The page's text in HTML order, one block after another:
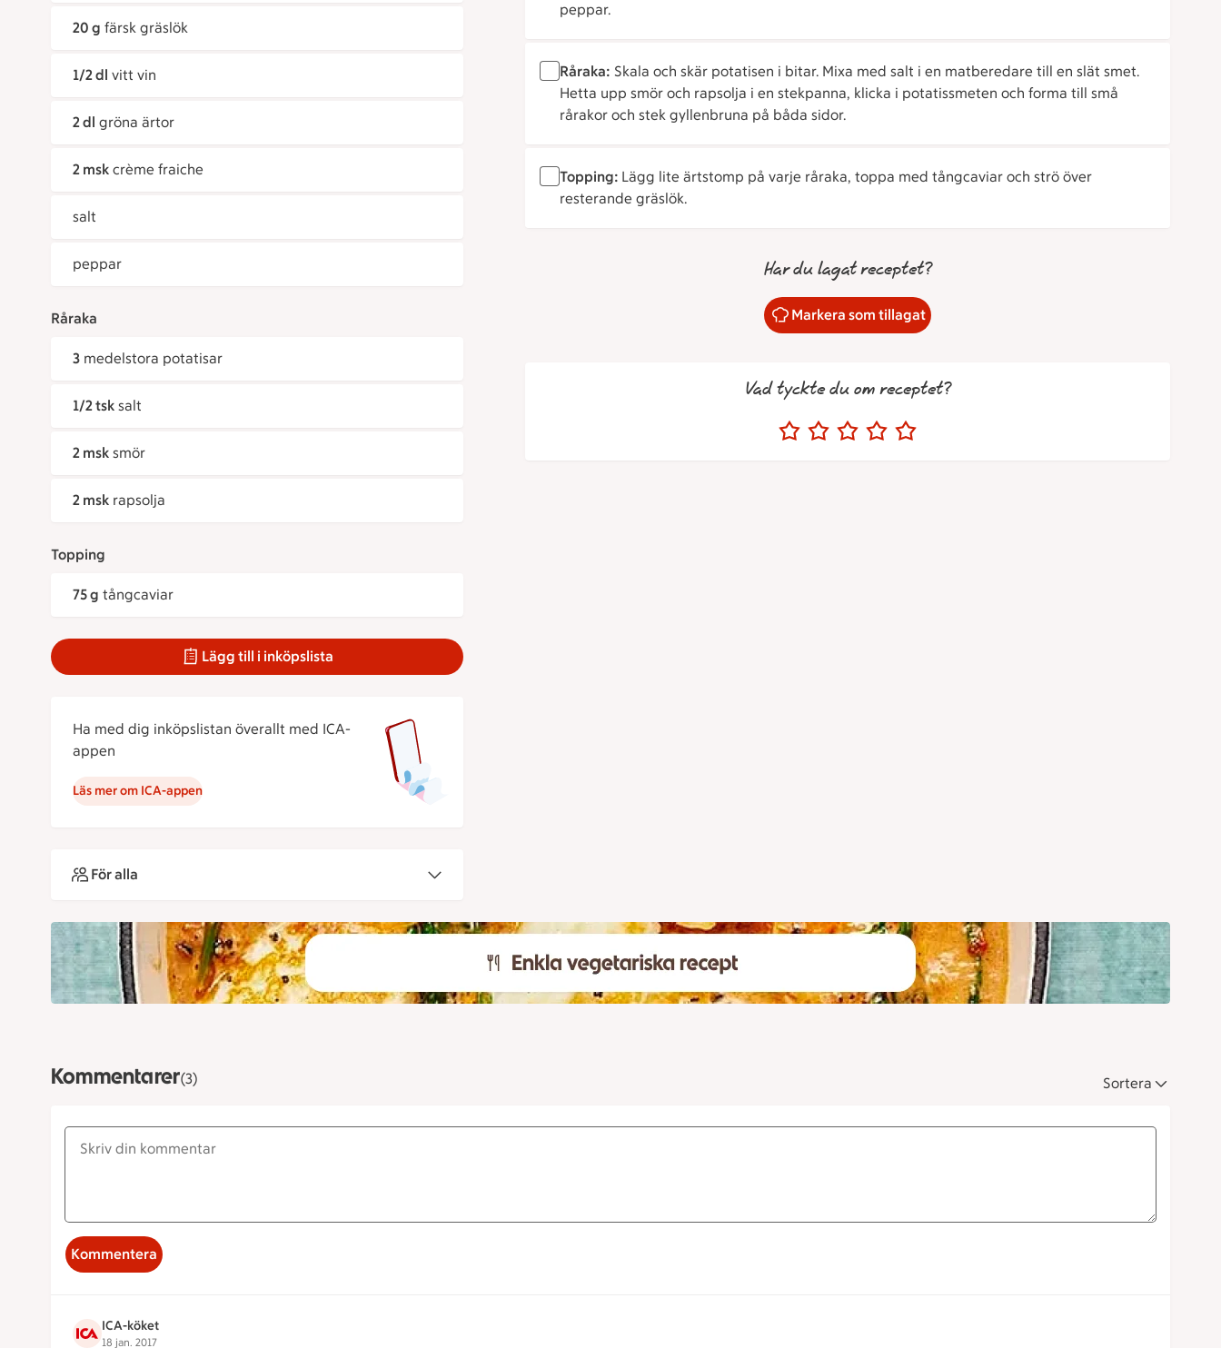
20 g färsk gräslök
1/2 dl vitt vin
2 dl gröna ärtor
2 msk crème fraiche
salt
peppar
Råraka
3 medelstora potatisar
1/2 tsk salt
2 msk smör
2 msk rapsolja
Topping
75 g tångcaviar
Lägg till i inköpslista
Ha med dig inköpslistan överallt med ICA-
appen
Läs mer om ICA-appen
För alla
peppar.
Råraka: Skala och skär potatisen i bitar. Mixa med salt i en matberedare till en slät smet.
Hetta upp smör och rapsolja i en stekpanna, klicka i potatissmeten och forma till små
rårakor och stek gyllenbruna på båda sidor.
Topping: Lägg lite ärtstomp på varje råraka, toppa med tångcaviar och strö över
resterande gräslök.
Har du lagat receptet?
Markera som tillagat
Vad tyckte du om receptet?
Kommentarer(3) Sortera
Kommentera
ICA-köket
18 jan. 2017